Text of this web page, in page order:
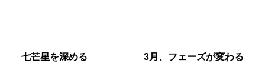
七芒星を深める 3月、フェーズが変わる